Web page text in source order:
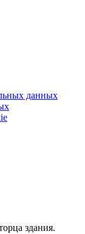
данных
здания.